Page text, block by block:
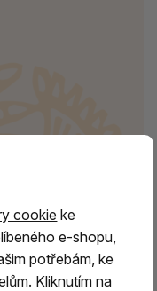
cookie ke
e-shopu,
potřebám, ke
Kliknutím na